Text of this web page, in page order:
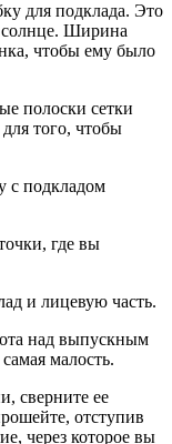
для подклада. Это
солнце. Ширина
чтобы ему было
полоски сетки
того, чтобы
с подкладом
где вы
и лицевую часть.
над выпускным
малость.
сверните ее
отступив
через которое вы